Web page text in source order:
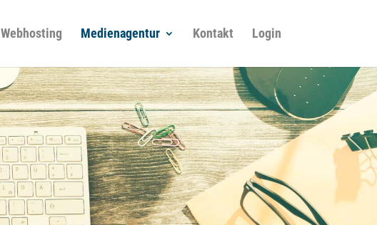
Webhosting Medienagentur Kontakt Login